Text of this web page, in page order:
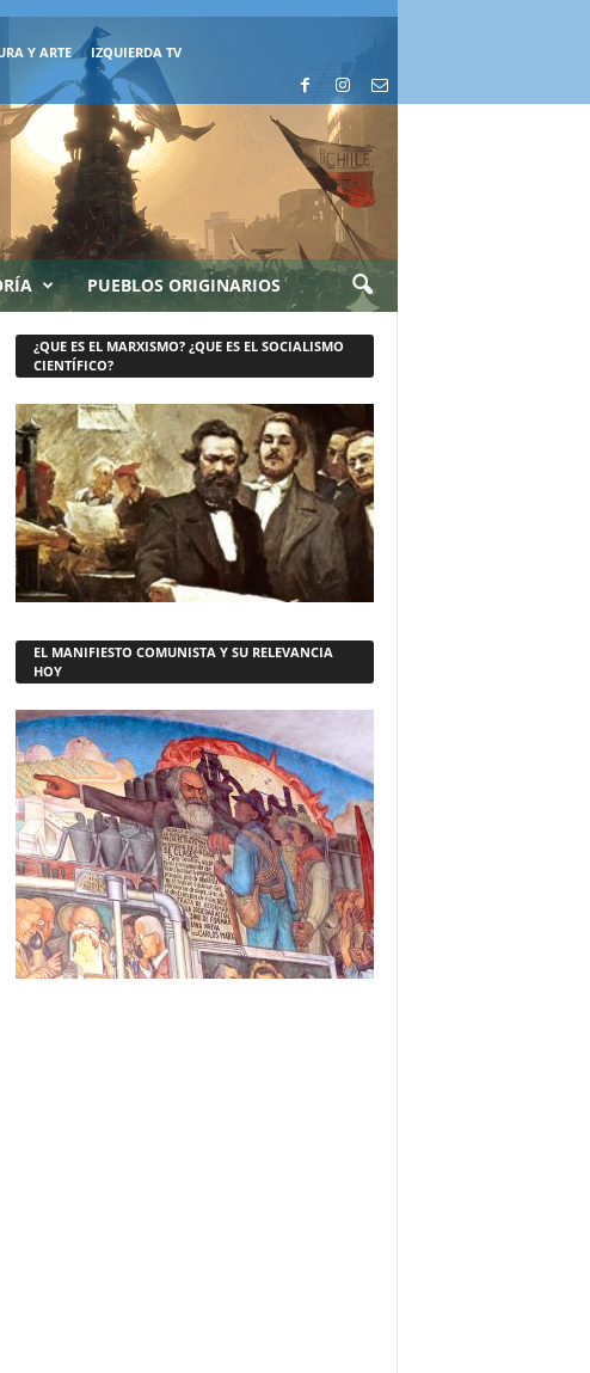
Y ARTE IZQUIERDA TV
PUEBLOS ORIGINARIOS
¿QUE ES EL MARXISMO? ¿QUE ES EL SOCIALISMO
CIENTÍFICO?
EL MANIFIESTO COMUNISTA Y SU RELEVANCIA
HOY